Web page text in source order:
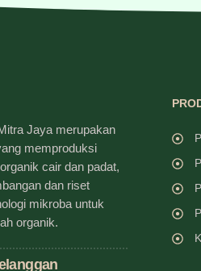
Jaya merupakan
memproduksi
cair dan padat,
dan riset
mikroba untuk
organik.